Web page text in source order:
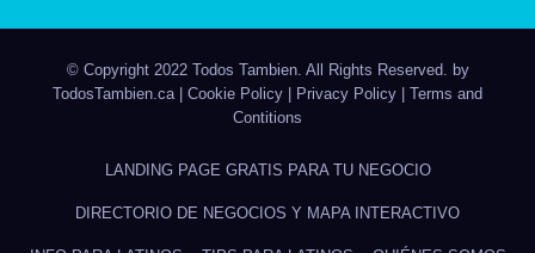
© Copyright 2022 Todos Tambien. All Rights Reserved. by
TodosTambien.ca | Cookie Policy | Privacy Policy | Terms and
Contitions
LANDING PAGE GRATIS PARA TU NEGOCIO
DIRECTORIO DE NEGOCIOS Y MAPA INTERACTIVO